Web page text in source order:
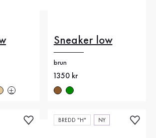
Sneaker low
brun
Nytt pris
1350 kr
BREDD "H" NY